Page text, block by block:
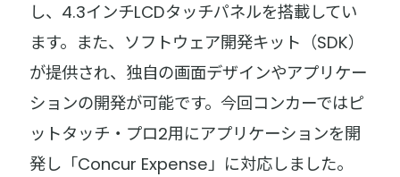
し、4.3インチLCDタッチパネルを搭載してい
ます。また、ソフトウェア開発キット（SDK）
が提供され、独自の画面デザインやアプリケー
ションの開発が可能です。今回コンカーではピ
ットタッチ・プロ2用にアプリケーションを開
発し「Concur Expense」に対応しました。